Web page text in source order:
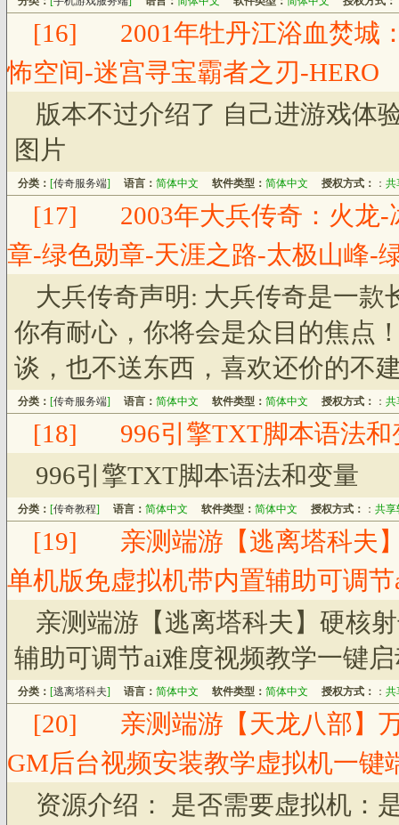
[16]
2001年牡丹江浴血焚城
怖空间-迷宫寻宝霸者之刃-HERO
版本不过介绍了 自己进游戏体
图片
分类： [传奇服务端] 语言： 简体中文 软件类型： 简体中文 授权方式： ： 共
[17]
2003年大兵传奇：火龙
章-绿色勋章-天涯之路-太极山峰-
大兵传奇声明: 大兵传奇是一
你有耐心，你将会是众目的焦点
谈，也不送东西，喜欢还价的不
分类： [传奇服务端] 语言： 简体中文 软件类型： 简体中文 授权方式： ： 共
[18]
996引擎TXT脚本语法和
996引擎TXT脚本语法和变量
分类： [传奇教程] 语言： 简体中文 软件类型： 简体中文 授权方式： ： 共享
[19]
亲测端游【逃离塔科夫
单机版免虚拟机带内置辅助可调
亲测端游【逃离塔科夫】硬核
辅助可调节ai难度视频教学一键
分类： [逃离塔科夫] 语言： 简体中文 软件类型： 简体中文 授权方式： ： 共
[20]
亲测端游【天龙八部】
GM后台视频安装教学虚拟机一键
资源介绍： 是否需要虚拟机：